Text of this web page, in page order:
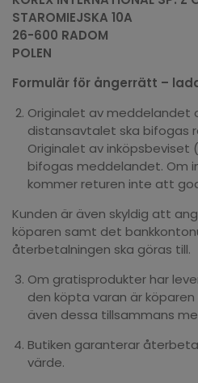
STAROMIEJSKA 10A
26-600 RADOM
POLEN
Formulär för ångerrätt –
Originalet av meddelandet
distansavtalet ska bifogas
Originalet av inköpsbeviset
bifogas meddelandet. Om
kommer returen inte att
Kunden är även skyldig att
köparen samt det
återbetalningen ska göras till.
Om gratisprodukter har
den köpta varan är
även dessa tillsammans
Butiken garanterar
värde.